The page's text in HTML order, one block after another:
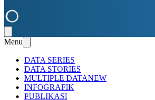
Menu
DATA SERIES
DATA STORIES
MULTIPLE DATANEW
INFOGRAFIK
PUBLIKASI